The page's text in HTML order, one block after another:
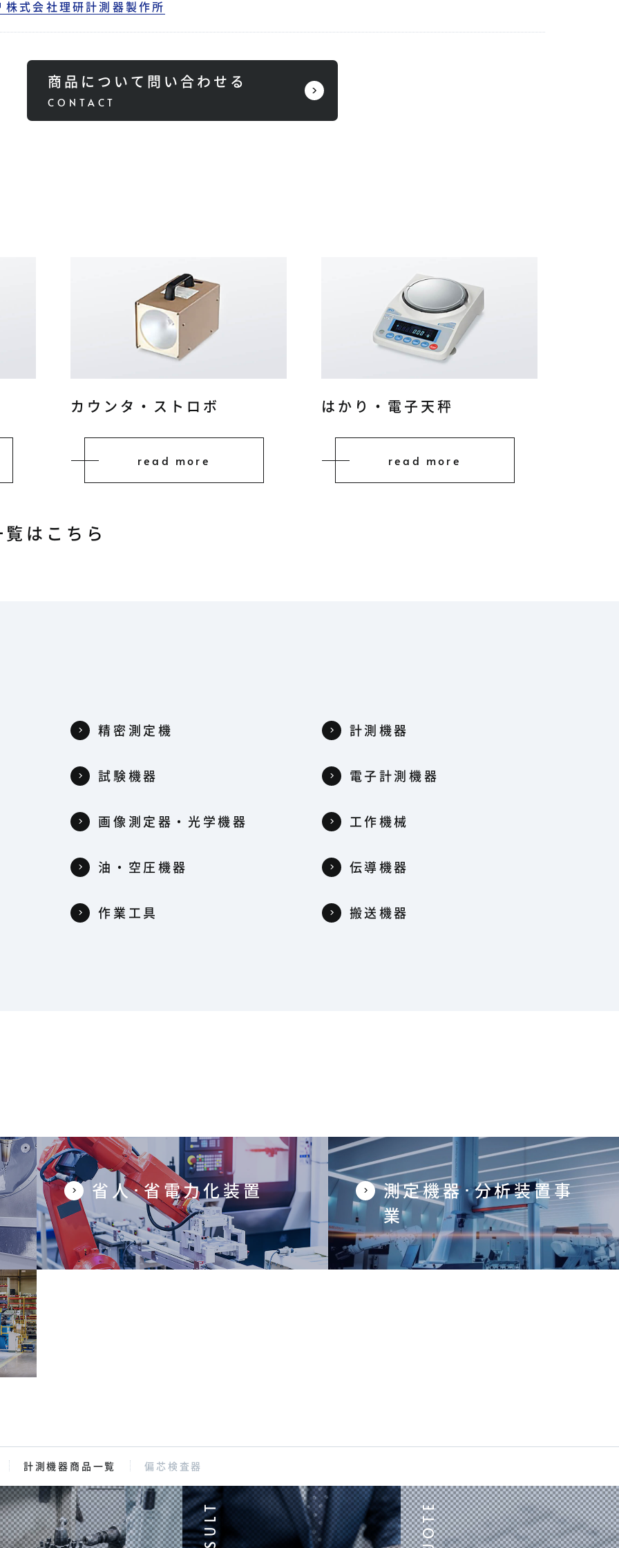
株式会社理研計測器製作所
商品について問い合わせる
カウンタ・ストロボ
read more
はかり・電子天秤
read more
はこちら
精密測定機 計測機器
試験機器 電子計測機器
画像測定器・光学機器 工作機械
油・空圧機器 伝導機器
作業工具 搬送機器
省人･省電力化装置
測定機器･分析装置事
業
計測機器商品一覧 偏芯検査器